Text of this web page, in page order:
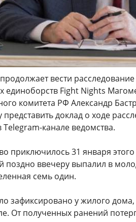
вести
единоборств Fight Nights
комитета РФ Александр
представить доклад о ходе
Telegram-канале ведомства.
приключилось 31 января
поздно ввечеру выпалил в
семь один.
зафиксировано у жилого
От полученных ранений